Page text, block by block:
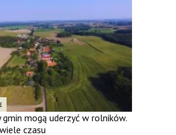
mogą uderzyć w rolników.
czasu